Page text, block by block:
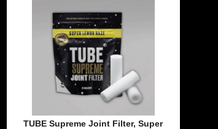
TUBE Supreme Joint Filter, Super